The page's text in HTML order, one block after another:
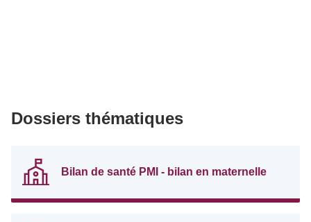
Dossiers thématiques
Bilan de santé PMI - bilan en maternelle